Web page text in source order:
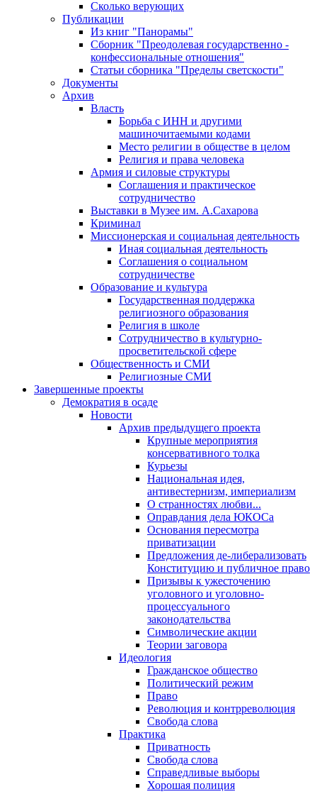
Сколько верующих
Публикации
Из книг "Панорамы"
Сборник "Преодолевая государственно -
конфессиональные отношения"
Статьи сборника "Пределы светскости"
Документы
Архив
Власть
Борьба с ИНН и другими
машиночитаемыми кодами
Место религии в обществе в целом
Религия и права человека
Армия и силовые структуры
Соглашения и практическое
сотрудничество
Выставки в Музее им. А.Сахарова
Криминал
Миссионерская и социальная деятельность
Иная социальная деятельность
Соглашения о социальном
сотрудничестве
Образование и культура
Государственная поддержка
религиозного образования
Религия в школе
Сотрудничество в культурно-
просветительской сфере
Общественность и СМИ
Религиозные СМИ
Завершенные проекты
Демократия в осаде
Новости
Архив предыдущего проекта
Крупные мероприятия
консервативного толка
Курьезы
Национальная идея,
антивестернизм, империализм
О странностях любви...
Оправдания дела ЮКОСа
Основания пересмотра
приватизации
Предложения де-либерализовать
Конституцию и публичное право
Призывы к ужесточению
уголовного и уголовно-
процессуального
законодательства
Символические акции
Теории заговора
Идеология
Гражданское общество
Политический режим
Право
Революция и контрреволюция
Свобода слова
Практика
Приватность
Свобода слова
Справедливые выборы
Хорошая полиция